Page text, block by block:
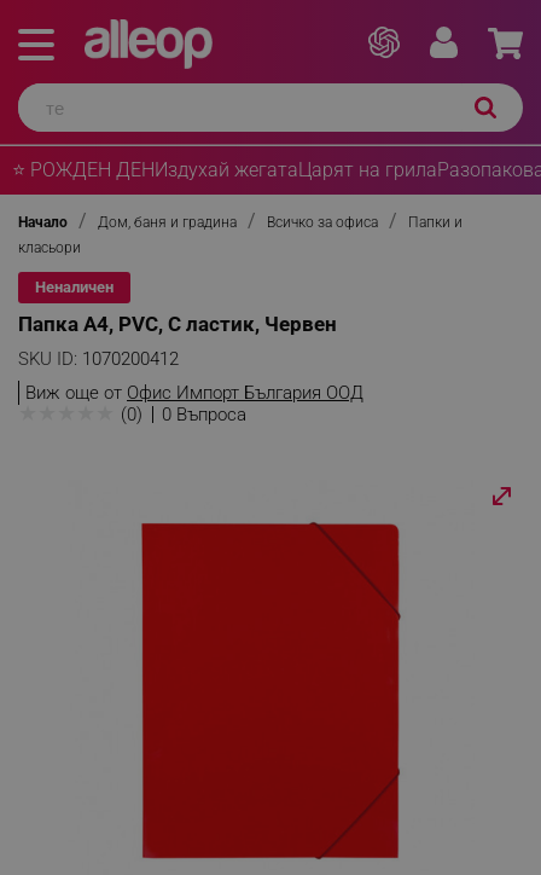
⭐ РОЖДЕН ДЕНИздухай жегатаЦарят на грила
Начало Дом, баня и градина Всичко за офиса
Папки и
класьори
Неналичен
Папка А4, PVC, С ластик, Червен
SKU ID: 1070200412
Виж още от Офис Импорт България ООД
★ (0) 0 Въпроса